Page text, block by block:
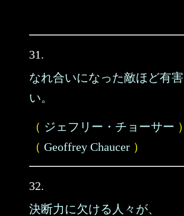
31.
なれ合いになった敵ほど有
い。
（ ジェフリー・チョーサー ）
（ Geoffrey Chaucer ）
32.
決断力に欠ける人々が、